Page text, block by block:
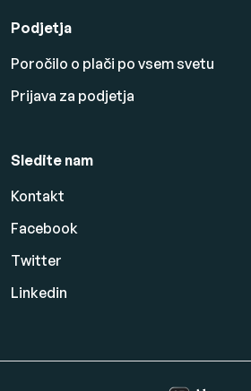
Podjetja
Poročilo o plači po vsem svetu
Prijava za podjetja
Sledite nam
Kontakt
Facebook
Twitter
Linkedin